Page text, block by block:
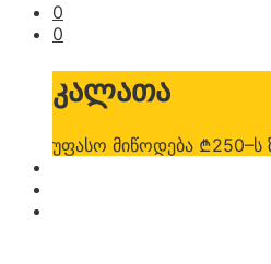
0
0
კალათა
უფასო მიწოდება ₾250–ს